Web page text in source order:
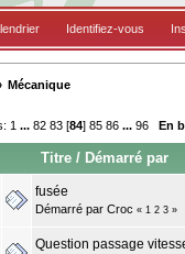
Identifiez-vous
Mécanique
1 ...82 83 [84]85 86 ...96 En
Titre / Démarré par
fusée
Démarré par Croc « 1 2 3 »
Question passage